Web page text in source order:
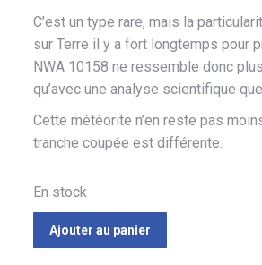
C’est un type rare, mais la
sur Terre il y a fort longtemps pour
NWA 10158 ne ressemble donc
qu’avec une analyse scientifique
Cette météorite n’en reste pas
tranche coupée est différente.
En stock
Ajouter au panier